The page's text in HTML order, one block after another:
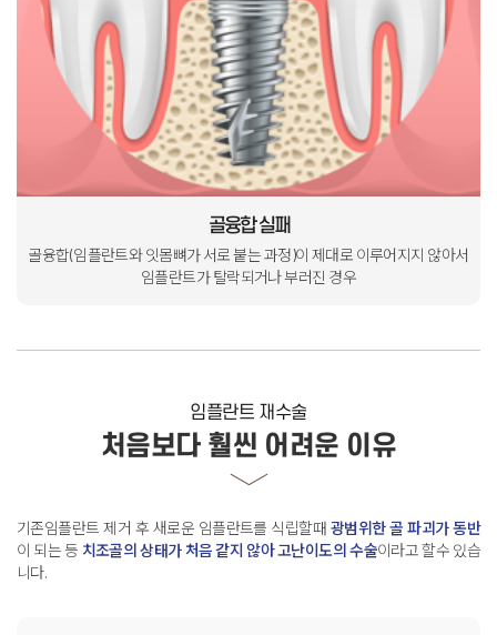
골융합 실패
골융합(임플란트와 잇몸뼈가 서로붙는 과정)이 제대로 이루어지지 않아서
임플란트가 탈락되거나 부러진 경우
임플란트 재수술
처음보다 훨씬 어려운 이유
기존임플란트 제거 후 새로운 임플란트를 식립할때 광범위한 골 파괴가 동반
이 되는 등 치조골의 상태가 처음 같지 않아 고난이도의 수술이라고 할수 있습
니다.